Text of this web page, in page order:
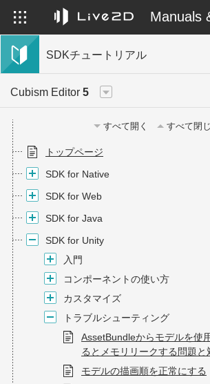
Manuals
SDKチュートリアル
Cubism Editor 5
すべて開く すべて閉
トップページ
SDK for Native
SDK for Web
SDK for Java
SDK for Unity
入門
コンポーネントの使い方
カスタマイズ
トラブルシューティング
AssetBundleからモデルを使
るとメモリリークする問題と
モデルの描画順を正常にする